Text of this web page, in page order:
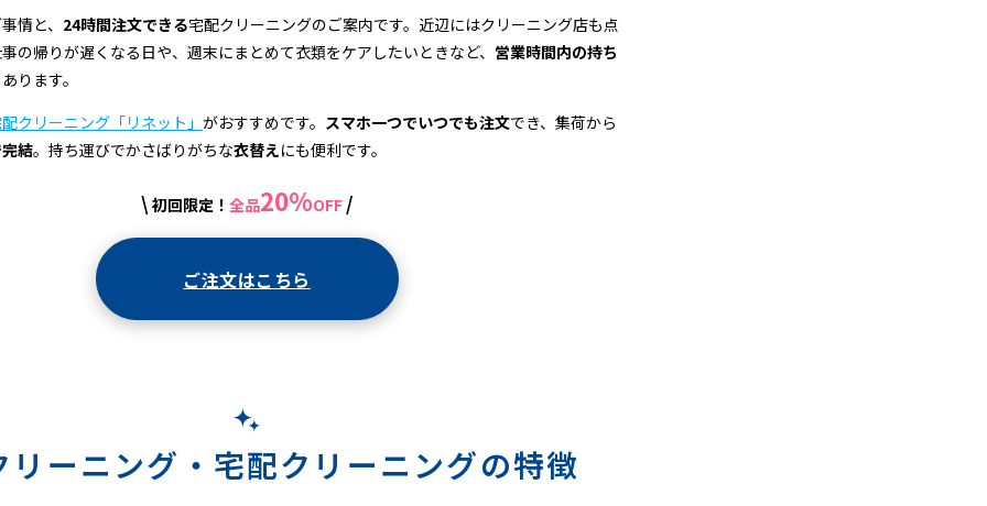
情と、 24時間注文できる宅配クリーニングのご案内です。近辺にはクリーニング店も点
の帰りが遅くなる日や、週末にまとめて衣類をケアしたいときなど、 営業時間内の持ち
ります。
クリーニング「リネット」 がおすすめです。 スマホ一つでいつでも注文でき、集荷から
結。持ち運びでかさばりがちな衣替えにも便利です。
\ 初回限定！ 全品20%OFF /
ご注文はこちら
リーニング・ 宅配クリーニングの特徴